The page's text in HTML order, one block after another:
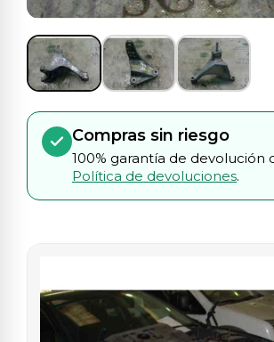
Compras sin riesgo
100% garantía de devolución
Política de devoluciones.